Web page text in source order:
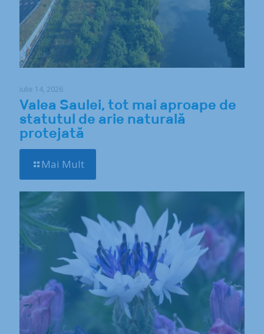
iulie 14, 2026
Valea Saulei, tot mai aproape de
statutul de arie naturală
protejată
Mai Mult